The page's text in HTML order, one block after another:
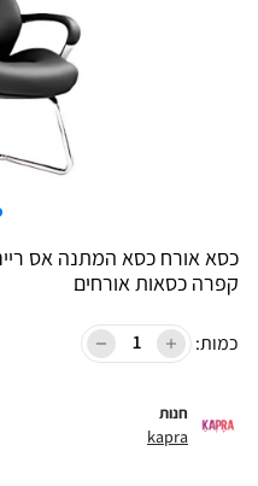
כסא אורח כסא המתנה אס
קפרה כסאות אורחים
כמות:
חנות
kapra